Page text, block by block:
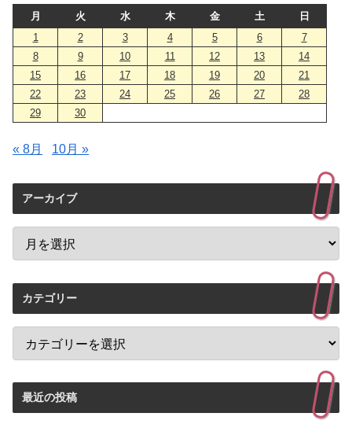
月 火 水 木 金 土
日
1
2 3 4 5 6
7
8
9 10 11 12 13
14
15
16 17 18 19 20
21
22
23 24 25 26 27
28
29
30
« 8月 10月 »
アーカイブ
カテゴリー
最近の投稿